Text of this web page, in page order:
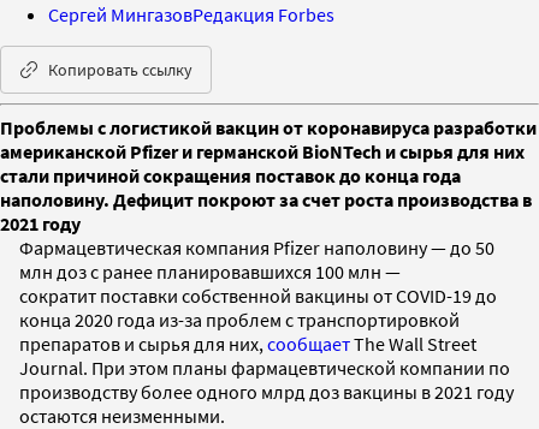
Сергей МингазовРедакция Forbes
Копировать ссылку
Проблемы с логистикой вакцин от коронавируса разработки
американской Pfizer и германской BioNTech и сырья для них
стали причиной сокращения поставок до конца года
наполовину. Дефицит покроют за счет роста производства в
2021 году
Фармацевтическая компания Pfizer наполовину — до 50
млн доз с ранее планировавшихся 100 млн —
сократит поставки собственной вакцины от COVID-19 до
конца 2020 года из-за проблем с транспортировкой
препаратов и сырья для них, сообщаетThe Wall Street
Journal. При этом планы фармацевтической компании по
производству более одного млрд доз вакцины в 2021 году
остаются неизменными.